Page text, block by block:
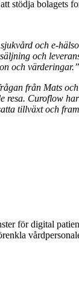
stödja bolagets
och e-
och
och värderingar.”
från Mats
Curoflow
tillväxt och
för digital